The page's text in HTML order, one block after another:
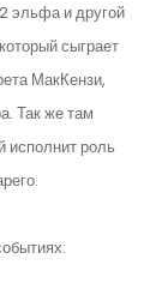
эльфа и другой
сыграет
МакКензи,
Так же там
роль